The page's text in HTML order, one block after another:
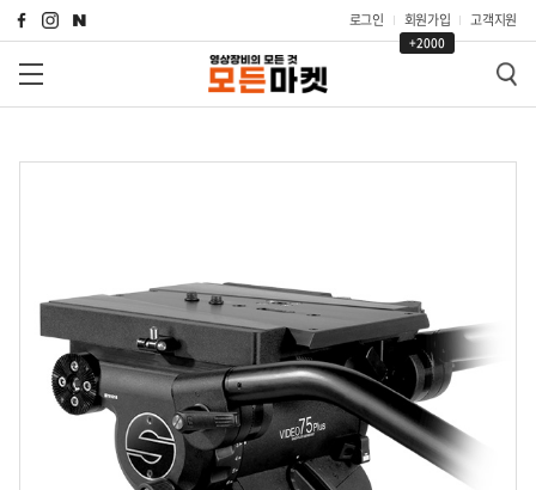
로그인 회원가입
+2000
고객지원